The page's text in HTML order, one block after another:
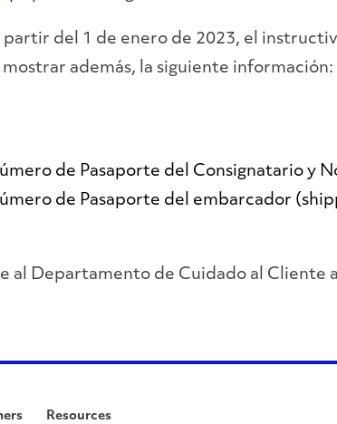
del 1 de enero de 2023, el
además, la siguiente información:
de Pasaporte del Consignatario y
de Pasaporte del embarcador
al Departamento de Cuidado al Cliente
Resources